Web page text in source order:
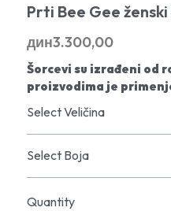
Prti Bee Gee
дин3.300,00
Šorcevi su izrađeni od
proizvodima je
Select Veličina
Select Boja
Quantity